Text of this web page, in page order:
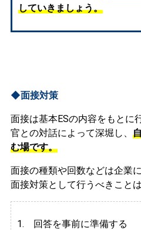
していきましょう。
◆面接対策
面接は基本ESの内容をもとに
官との対話によって深堀し、
む場です。
面接の種類や回数などは企業
面接対策として行うべきこと
1. 回答を事前に準備する